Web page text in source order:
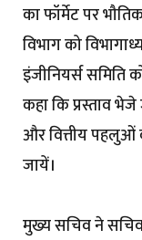
का फॉर्मेट पर
विभाग को
इंजीनियर्स समिति
कहा कि प्रस्ताव
और वित्तीय पहलुओं
जायें।
मुख्य सचिव ने सचिव